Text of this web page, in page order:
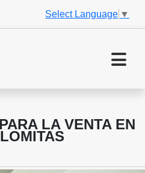
Select Language ▼
LA VENTA EN